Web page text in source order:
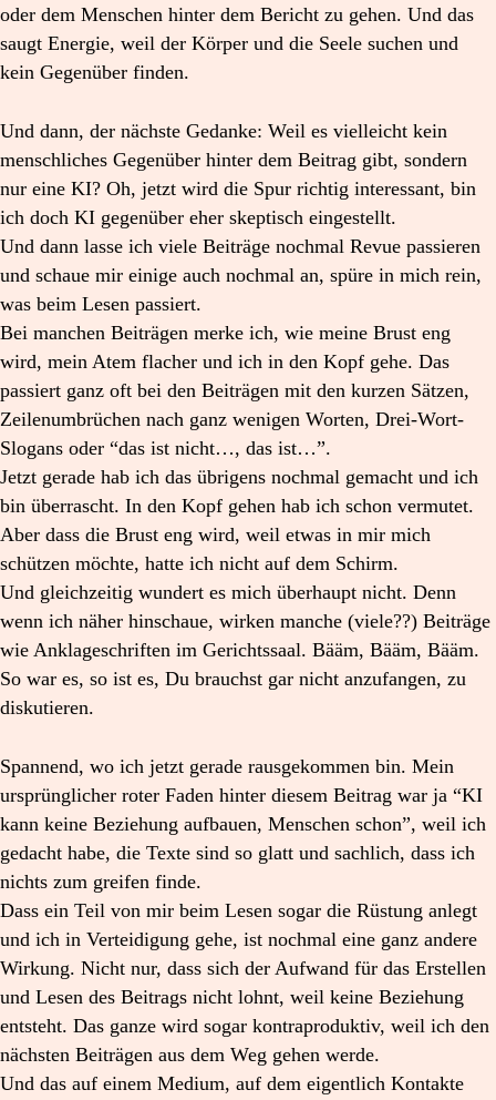
oder dem Menschen hinter dem Bericht zu gehen. Und das
saugt Energie, weil der Körper und die Seele suchen und
kein Gegenüber finden.
Und dann, der nächste Gedanke: Weil es vielleicht kein
menschliches Gegenüber hinter dem Beitrag gibt, sondern
nur eine KI? Oh, jetzt wird die Spur richtig interessant, bin
ich doch KI gegenüber eher skeptisch eingestellt.
Und dann lasse ich viele Beiträge nochmal Revue passieren
und schaue mir einige auch nochmal an, spüre in mich rein,
was beim Lesen passiert.
Bei manchen Beiträgen merke ich, wie meine Brust eng
wird, mein Atem flacher und ich in den Kopf gehe. Das
passiert ganz oft bei den Beiträgen mit den kurzen Sätzen,
Zeilenumbrüchen nach ganz wenigen Worten, Drei-Wort-
Slogans oder “das ist nicht…, das ist…”.
Jetzt gerade hab ich das übrigens nochmal gemacht und ich
bin überrascht. In den Kopf gehen hab ich schon vermutet.
Aber dass die Brust eng wird, weil etwas in mir mich
schützen möchte, hatte ich nicht auf dem Schirm.
Und gleichzeitig wundert es mich überhaupt nicht. Denn
wenn ich näher hinschaue, wirken manche (viele??) Beiträge
wie Anklageschriften im Gerichtssaal. Bääm, Bääm, Bääm.
So war es, so ist es, Du brauchst gar nicht anzufangen, zu
diskutieren.
Spannend, wo ich jetzt gerade rausgekommen bin. Mein
ursprünglicher roter Faden hinter diesem Beitrag war ja “KI
kann keine Beziehung aufbauen, Menschen schon”, weil ich
gedacht habe, die Texte sind so glatt und sachlich, dass ich
nichts zum greifen finde.
Dass ein Teil von mir beim Lesen sogar die Rüstung anlegt
und ich in Verteidigung gehe, ist nochmal eine ganz andere
Wirkung. Nicht nur, dass sich der Aufwand für das Erstellen
und Lesen des Beitrags nicht lohnt, weil keine Beziehung
entsteht. Das ganze wird sogar kontraproduktiv, weil ich den
nächsten Beiträgen aus dem Weg gehen werde.
Und das auf einem Medium, auf dem eigentlich Kontakte